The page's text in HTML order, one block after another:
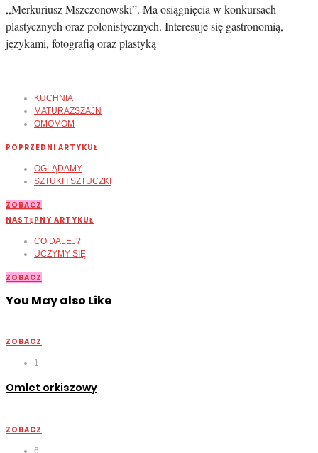
,,Merkuriusz Mszczonowski”. Ma osiągnięcia w konkursach
plastycznych oraz polonistycznych. Interesuje się gastronomią,
językami, fotografią oraz plastyką
KUCHNIA
MATURAZSZAJN
OMOMOM
POPRZEDNI ARTYKUŁ
OGLĄDAMY
SZTUKI I SZTUCZKI
ZOBACZ
NASTĘPNY ARTYKUŁ
CO DALEJ?
UCZYMY SIĘ
ZOBACZ
You May also Like
ZOBACZ
1
Omlet orkiszowy
ZOBACZ
6